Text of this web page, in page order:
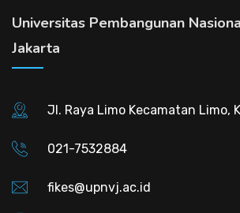
Universitas Pembangunan
Jakarta
Jl. Raya Limo Kecamatan Limo,
021-7532884
fikes@upnvj.ac.id